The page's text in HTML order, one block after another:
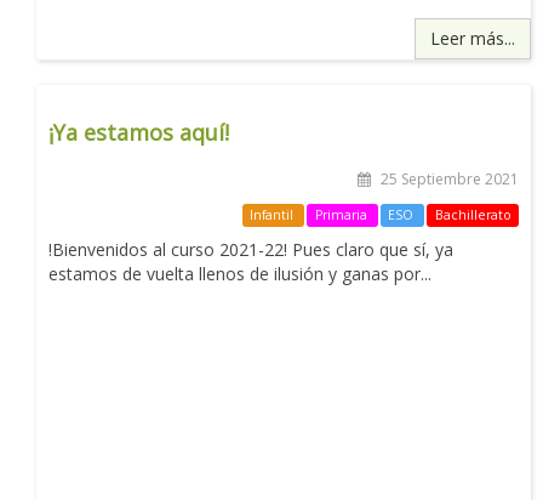
Leer más...
¡Ya estamos aquí!
25 Septiembre 2021
Infantil Primaria ESO Bachillerato
!Bienvenidos al curso 2021-22! Pues claro que sí, ya
estamos de vuelta llenos de ilusión y ganas por...